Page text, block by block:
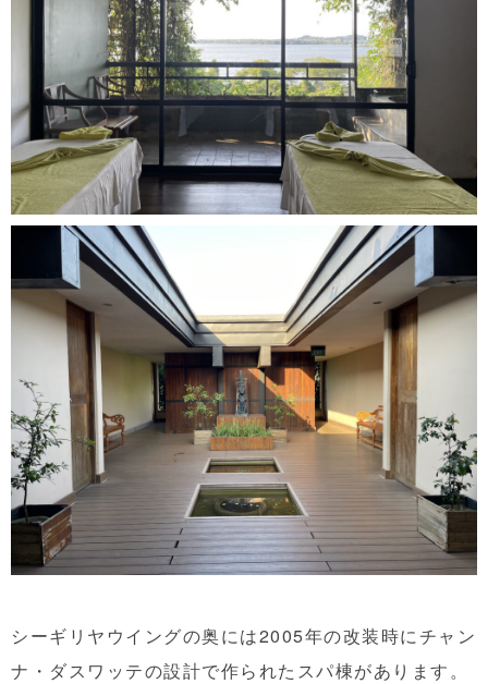
シーギリヤウイングの奥には2005年の改装時にチャン
ナ・ダスワッテの設計で作られたスパ棟があります。